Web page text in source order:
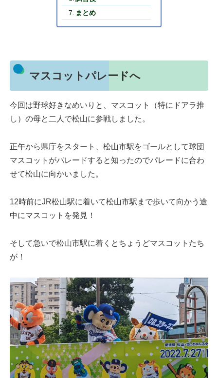
まとめ
マスコットパレードへ
今回は野球好きなめいりと、マスコット（特にドアラ推
し）の母と二人で松山に参戦しました。
正午から県庁をスタート、松山市駅をゴールとして球団
マスコットがパレードすると知ったのでパレードに合わ
せて松山に向かいました。
12時前にJR松山駅に着いて松山市駅まで歩いて向かう途
中にマスコットを発見！
そして急いで松山市駅に着くとちょうどマスコットたち
が！